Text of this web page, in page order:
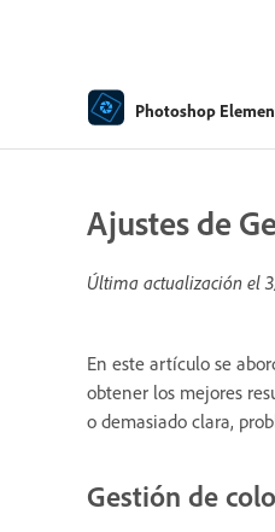
Photoshop
Ajustes de
Última actualización el
En este artículo se
obtener los mejores
o demasiado clara,
Gestión de